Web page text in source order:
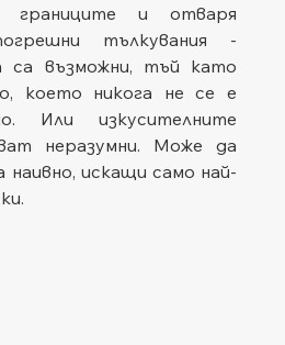
границите и отваря
тълкувания -
са възможни, тъй като
което никога не се е
Или изкусителните
неразумни. Може да
искащи само най-